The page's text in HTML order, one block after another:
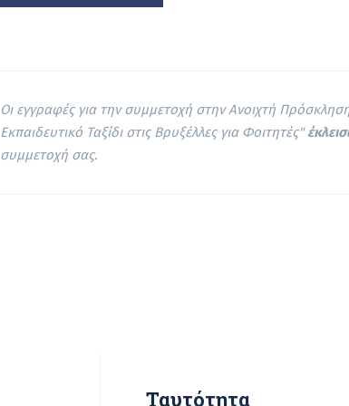
Οι εγγραφές για την συμμετοχή στην Ανοιχτή
Εκπαιδευτικό Ταξίδι στις Βρυξέλλες για Φοιτητές"
συμμετοχή σας.
Ταυτότητα